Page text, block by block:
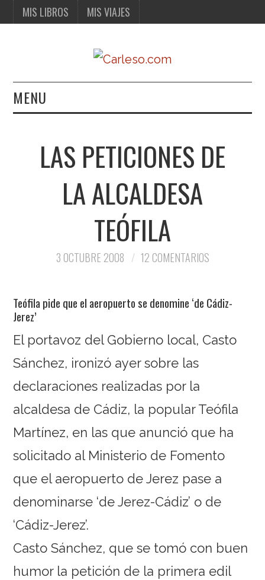
MIS LIBROS MIS VIAJES
MENU
MIS VIAJES
LAS PETICIONES DE
LA ALCALDESA
TEÓFILA
3 OCTUBRE 2008 12 COMENTARIOS
Teófila pide que el aeropuerto se denomine ‘de Cádiz-
Jerez’
El portavoz del Gobierno local, Casto
Sánchez, ironizó ayer sobre las
declaraciones realizadas por la
alcaldesa de Cádiz, la popular Teófila
Martínez, en las que anunció que ha
solicitado al Ministerio de Fomento
que el aeropuerto de Jerez pase a
denominarse ‘de Jerez-Cádiz’ o de
‘Cádiz-Jerez’.
Casto Sánchez, que se tomó con buen
humor la petición de la primera edil